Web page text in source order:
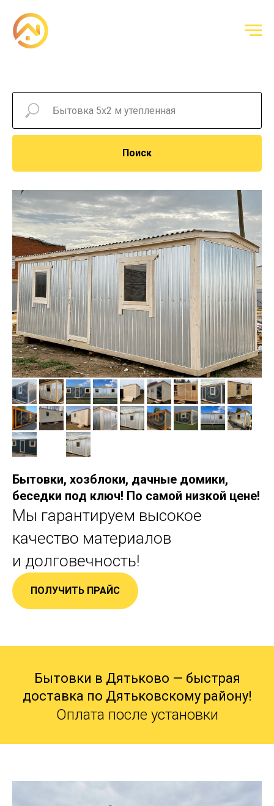
Поиск
Бытовки, хозблоки, дачные домики,
беседки под ключ! По самой низкой цене!
Мы гарантируем высокое
качество материалов
и долговечность!
ПОЛУЧИТЬ ПРАЙС
Бытовки в Дятьково — быстрая
доставка по Дятьковскому району!
Оплата после установки